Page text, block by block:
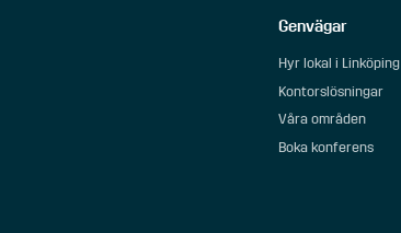
Genvägar
Hyr lokal i Linköping
Kontorslösningar
Våra områden
Boka konferens